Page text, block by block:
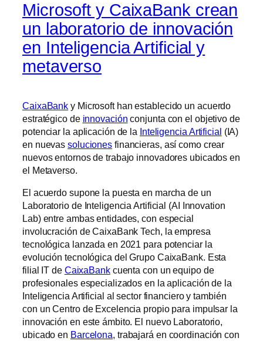
Microsoft y CaixaBank crean
un laboratorio de innovación
en Inteligencia Artificial y
metaverso
CaixaBank y Microsoft han establecido un acuerdo
estratégico de innovación conjunta con el objetivo de
potenciar la aplicación de la Inteligencia Artificial (IA)
en nuevassoluciones financieras, así como crear
nuevos entornos de trabajo innovadores ubicados en
el Metaverso.
El acuerdo supone la puesta en marcha de un
Laboratorio de Inteligencia Artificial (AI Innovation
Lab) entre ambas entidades, con especial
involucración de CaixaBank Tech, la empresa
tecnológica lanzada en 2021 para potenciar la
evolución tecnológica del Grupo CaixaBank. Esta
filial IT de CaixaBankcuenta con un equipo de
profesionales especializados en la aplicación de la
Inteligencia Artificial al sector financiero y también
con un Centro de Excelencia propio para impulsar la
innovación en este ámbito. El nuevo Laboratorio,
ubicado en Barcelona, trabajará en coordinación con